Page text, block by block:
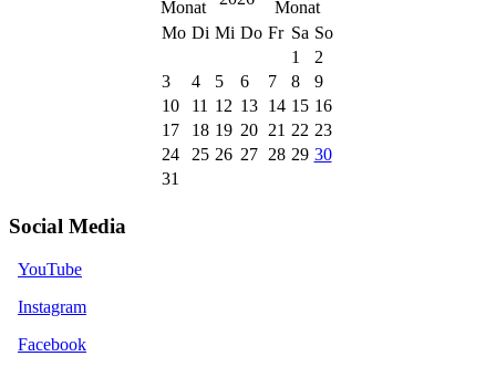
Mo Di Mi Do Fr Sa So
1
2
3
4 5 6 7 8
9
10
11 12 13 14 15 16
17
18 19 20 21 22 23
24
25 26 27 28 29 30
31
Social Media
YouTube
Instagram
Facebook